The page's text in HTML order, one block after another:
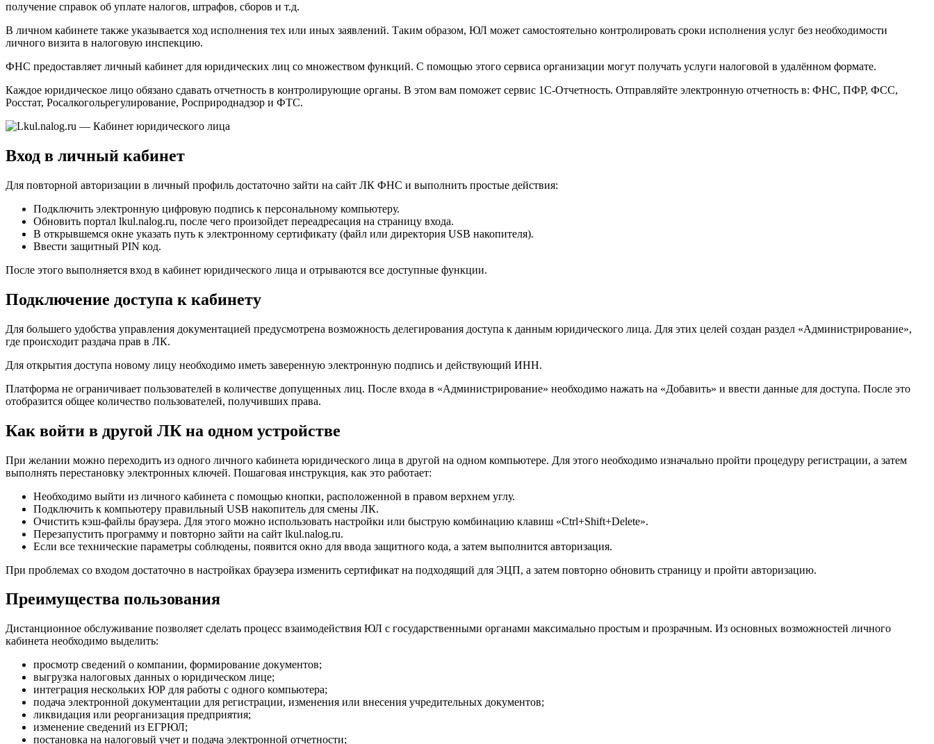
получение справок об уплате налогов, штрафов, сборов и т.д.
В личном кабинете также указывается ход исполнения тех или иных заявлений. Таким образом, ЮЛ может самостоятельно контролировать сроки исполнения услуг без необходимости
личного визита в налоговую инспекцию.
ФНС предоставляет личный кабинет для юридических лиц со множеством функций. С помощью этого сервиса организации могут получать услуги налоговой в удалённом формате.
Каждое юридическое лицо обязано сдавать отчетность в контролирующие органы. В этом вам поможет сервис 1С-Отчетность. Отправляйте электронную отчетность в: ФНС, ПФР, ФСС,
Росстат, Росалкогольрегулирование, Росприроднадзор и ФТС.
Вход в личный кабинет
Для повторной авторизации в личный профиль достаточно зайти на сайт ЛК ФНС и выполнить простые действия:
Подключить электронную цифровую подпись к персональному компьютеру.
Обновить портал lkul.nalog.ru, после чего произойдет переадресация на страницу входа.
В открывшемся окне указать путь к электронному сертификату (файл или директория USB накопителя).
Ввести защитный PIN код.
После этого выполняется вход в кабинет юридического лица и отрываются все доступные функции.
Подключение доступа к кабинету
Для большего удобства управления документацией предусмотрена возможность делегирования доступа к данным юридического лица. Для этих целей создан раздел «Администрирование»,
где происходит раздача прав в ЛК.
Для открытия доступа новому лицу необходимо иметь заверенную электронную подпись и действующий ИНН.
Платформа не ограничивает пользователей в количестве допущенных лиц. После входа в «Администрирование» необходимо нажать на «Добавить» и ввести данные для доступа. После это
отобразится общее количество пользователей, получивших права.
Как войти в другой ЛК на одном устройстве
При желании можно переходить из одного личного кабинета юридического лица в другой на одном компьютере. Для этого необходимо изначально пройти процедуру регистрации, а затем
выполнять перестановку электронных ключей. Пошаговая инструкция, как это работает:
Необходимо выйти из личного кабинета с помощью кнопки, расположенной в правом верхнем углу.
Подключить к компьютеру правильный USB накопитель для смены ЛК.
Очистить кэш-файлы браузера. Для этого можно использовать настройки или быструю комбинацию клавиш «Ctrl+Shift+Delete».
Перезапустить программу и повторно зайти на сайт lkul.nalog.ru.
Если все технические параметры соблюдены, появится окно для ввода защитного кода, а затем выполнится авторизация.
При проблемах со входом достаточно в настройках браузера изменить сертификат на подходящий для ЭЦП, а затем повторно обновить страницу и пройти авторизацию.
Преимущества пользования
Дистанционное обслуживание позволяет сделать процесс взаимодействия ЮЛ с государственными органами максимально простым и прозрачным. Из основных возможностей личного
кабинета необходимо выделить:
просмотр сведений о компании, формирование документов;
выгрузка налоговых данных о юридическом лице;
интеграция нескольких ЮР для работы с одного компьютера;
подача электронной документации для регистрации, изменения или внесения учредительных документов;
ликвидация или реорганизация предприятия;
изменение сведений из ЕГРЮЛ;
постановка на налоговый учет и подача электронной отчетности;